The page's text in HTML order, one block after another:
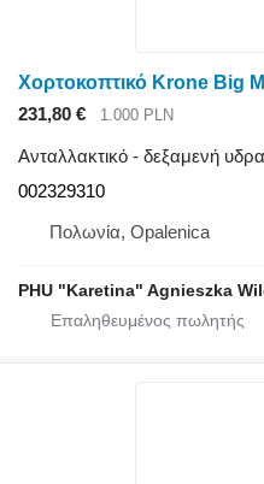
231,80 € 1.000 PLN
Ανταλλακτικό - δεξαμενή
002329310
Πολωνία, Opalenica
PHU "Karetina" Agnieszka